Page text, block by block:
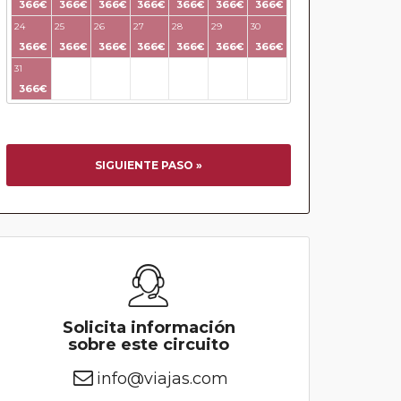
366€ 366€ 366€ 366€ 366€ 366€ 366€
24
366€
25
366€
26
366€
27
366€
28
366€
29
366€
30
366€
31
366€
SIGUIENTE PASO »
Solicita información
sobre este circuito
info@viajas.com